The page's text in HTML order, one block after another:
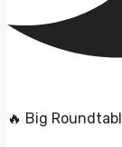
🔥 Big